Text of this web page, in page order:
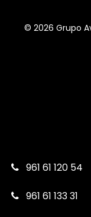
© 2026 Grupo
961 61 120 54
961 61 133 31